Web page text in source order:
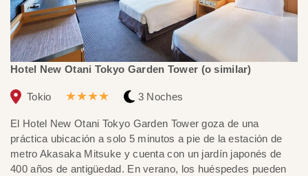
Hotel New Otani Tokyo Garden Tower (o similar)
Tokio ★★★★ 3 Noches
El Hotel New Otani Tokyo Garden Tower goza de una
práctica ubicación a solo 5 minutos a pie de la estación de
metro Akasaka Mitsuke y cuenta con un jardín japonés de
400 años de antigüedad. En verano, los huéspedes pueden